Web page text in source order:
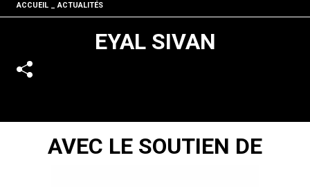
Fil d'ariane
ACCUEIL ACTUALITÉS
EYAL SIVAN
AVEC LE SOUTIEN DE